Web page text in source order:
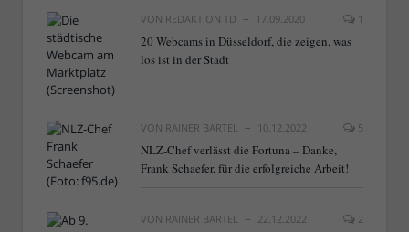
VON REDAKTION TD 17.09.2020 1
20 Webcams in Düsseldorf, die zeigen, was
los ist in der Stadt
VON RAINER BARTEL 10.12.2022 5
NLZ-Chef verlässt die Fortuna – Danke,
Frank Schaefer, für die erfolgreiche Arbeit!
VON RAINER BARTEL 22.12.2022 2